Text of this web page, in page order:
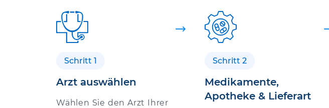
Schritt 1
Arzt auswählen
Wählen Sie den Arzt Ihrer
Schritt 2
Medikamente,
Apotheke & Lieferart